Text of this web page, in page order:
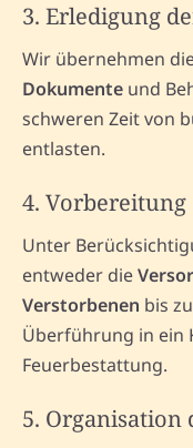
3. Erledigung
Wir übernehmen
Dokumente und
schweren Zeit von
entlasten.
4.
Unter
entweder die
Verstorbenen bis
Überführung in ein
Feuerbestattung.
5. Organisation